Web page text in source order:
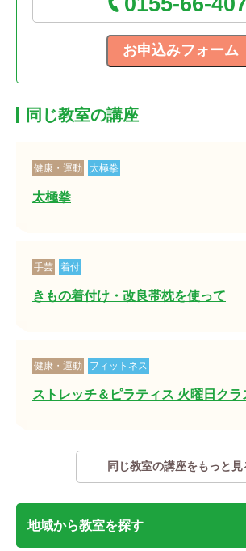
同じ教室の講座
健康・運動 太極拳
太極拳
手芸 着付
きもの着付け・改良帯枕を使って
健康・運動 フィットネス
ストレッチ＆ピラティス 火曜日クラ
同じ教室の講座をもっと見
地域から教室を探す